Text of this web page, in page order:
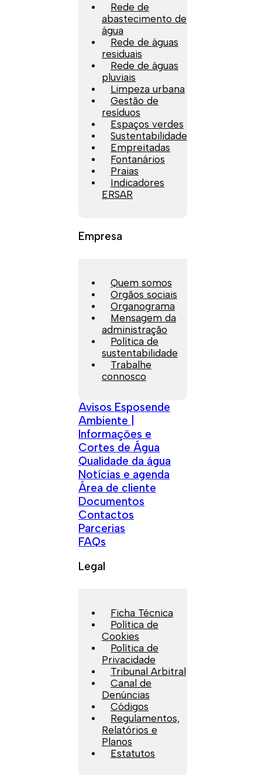
Rede de
abastecimento de
água
Rede de águas
residuais
Rede de águas
pluviais
Limpeza urbana
Gestão de
resíduos
Espaços verdes
Sustentabilidade
Empreitadas
Fontanários
Praias
Indicadores
ERSAR
Empresa
Quem somos
Orgãos sociais
Organograma
Mensagem da
administração
Política de
sustentabilidade
Trabalhe
connosco
Avisos Esposende
Ambiente |
Informações e
Cortes de Água
Qualidade da água
Notícias e agenda
Área de cliente
Documentos
Contactos
Parcerias
FAQs
Legal
Ficha Técnica
Política de
Cookies
Política de
Privacidade
Tribunal Arbitral
Canal de
Denúncias
Códigos
Regulamentos,
Relatórios e
Planos
Estatutos